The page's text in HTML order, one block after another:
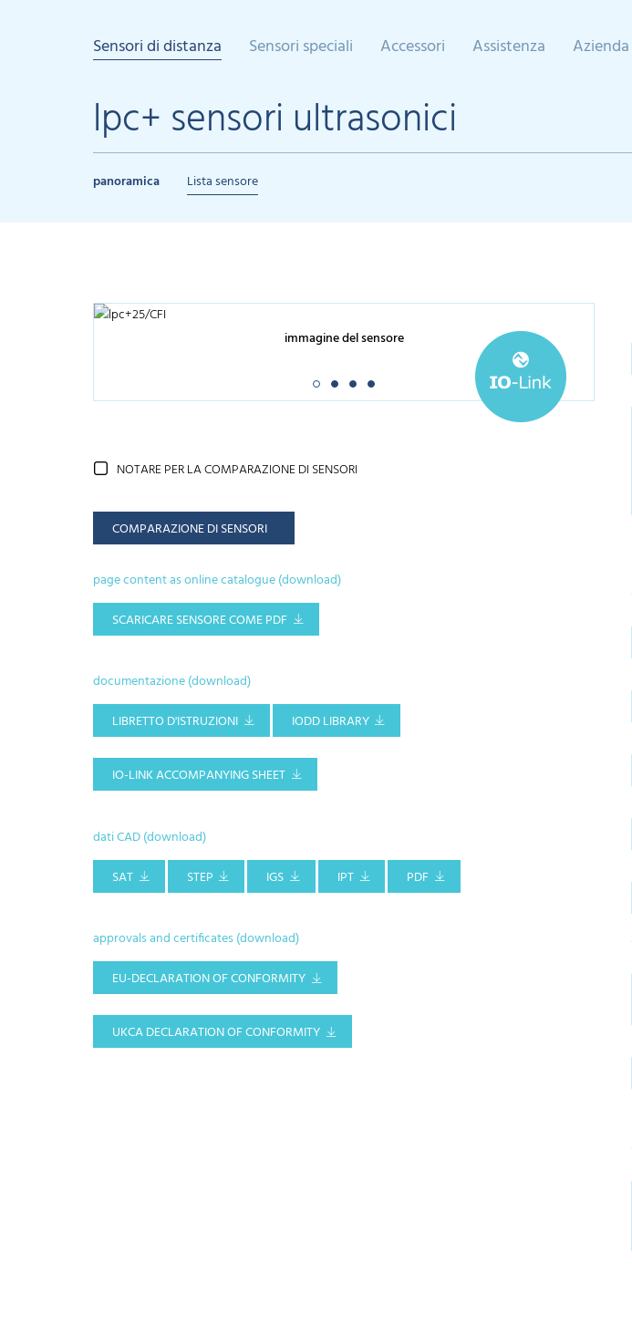
Sensori di distanza Sensori speciali Accessori Assistenza Azienda
lpc+ sensori ultrasonici
panoramica Lista sensore
immagine del sensore
NOTARE PER LA COMPARAZIONE DI SENSORI
COMPARAZIONE DI SENSORI
page content as online catalogue (download)
SCARICARE SENSORE COME PDF
documentazione (download)
LIBRETTO D'ISTRUZIONI
IODD LIBRARY
IO-LINK ACCOMPANYING SHEET
dati CAD (download)
SAT
STEP IGS IPT PDF
approvals and certificates (download)
EU-DECLARATION OF CONFORMITY
UKCA DECLARATION OF CONFORMITY